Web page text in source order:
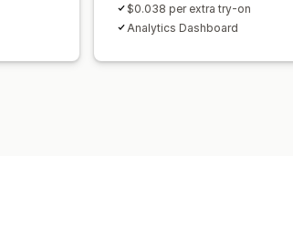
$0.038 per extra try-on
Analytics Dashboard